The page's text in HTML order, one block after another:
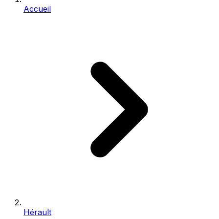
Accueil
Hérault